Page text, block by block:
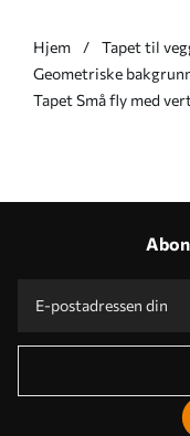
Hjem
Tapet til
Geometriske
Tapet Små fly med